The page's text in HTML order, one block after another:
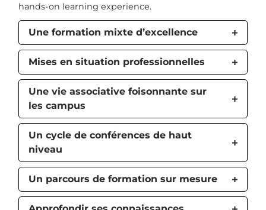
hands-on learning experience.
Une formation mixte d’excellence
Mises en situation professionnelles
Une vie associative foisonnante sur
les campus
Un cycle de conférences de haut
niveau
Un parcours de formation sur mesure